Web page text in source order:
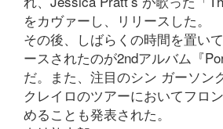
をカヴァーし、リリースした。
その後、しばらくの時間を置い
ースされたのが2ndアルバム『
だ。また、注目のシン ガーソン
クレイロのツアーにおいてフロ
めることも発表された。